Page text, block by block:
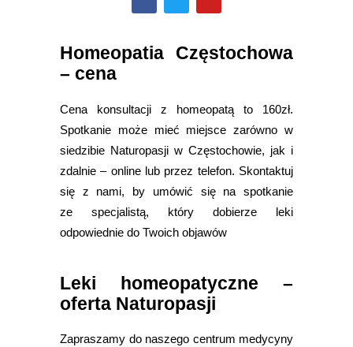
Homeopatia Częstochowa
– cena
Cena konsultacji z homeopatą to 160zł.
Spotkanie może mieć miejsce zarówno w
siedzibie Naturopasji w Częstochowie, jak i
zdalnie – online lub przez telefon. Skontaktuj
się z nami, by umówić się na spotkanie
ze specjalistą, który dobierze leki
odpowiednie do Twoich objawów
Leki homeopatyczne –
oferta Naturopasji
Zapraszamy do naszego centrum medycyny